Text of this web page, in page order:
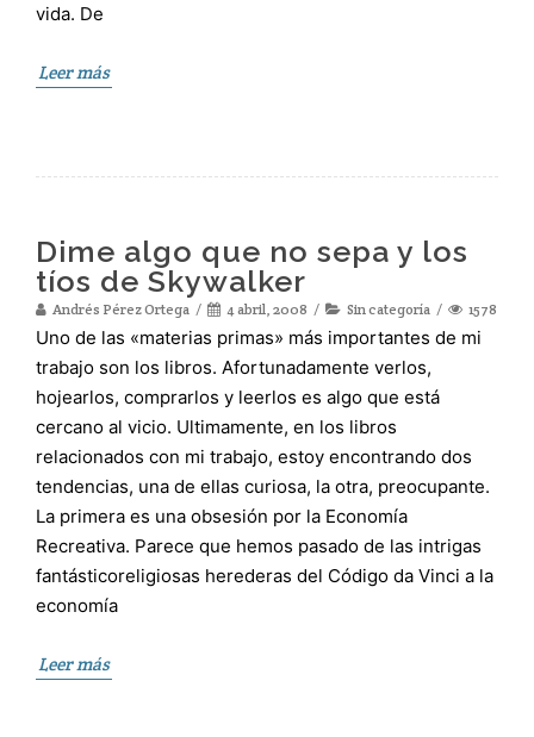
vida. De
Leer más
Dime algo que no sepa y los
tíos de Skywalker
Andrés Pérez Ortega 4 abril, 2008 Sin categoría 1578
Uno de las «materias primas» más importantes de mi
trabajo son los libros. Afortunadamente verlos,
hojearlos, comprarlos y leerlos es algo que está
cercano al vicio. Ultimamente, en los libros
relacionados con mi trabajo, estoy encontrando dos
tendencias, una de ellas curiosa, la otra, preocupante.
La primera es una obsesión por la Economía
Recreativa. Parece que hemos pasado de las intrigas
fantásticoreligiosas herederas del Código da Vinci a la
economía
Leer más